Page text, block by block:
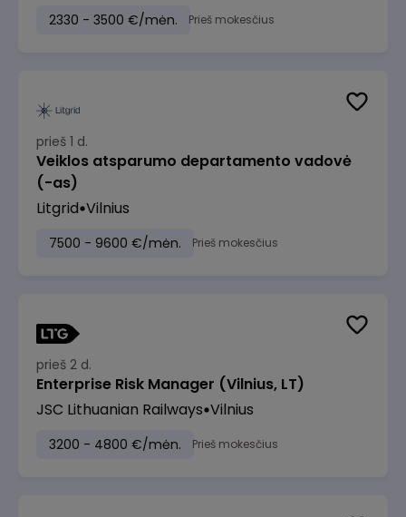
2330 - 3500 €/mėn. Prieš mokesčius
prieš 1 d.
Veiklos atsparumo departamento vadovė
(-as)
Litgrid Vilnius
7500 - 9600 €/mėn. Prieš mokesčius
prieš 2 d.
Enterprise Risk Manager (Vilnius, LT)
JSC Lithuanian Railways Vilnius
3200 - 4800 €/mėn. Prieš mokesčius